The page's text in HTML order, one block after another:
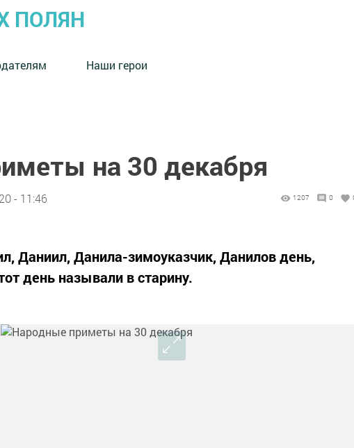
ПОЛЯН
Наши герои
на 30 декабря
- 11:46 1207 0
Даниил, Данила-зимоуказчик, Данилов день,
день называли в старину.